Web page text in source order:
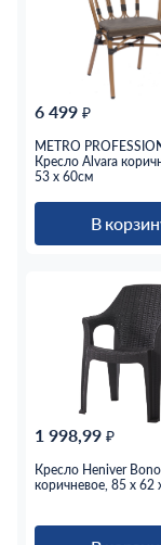
6 499 ₽
METRO
Кресло Alvara
53 x 60см
В
1 998,99 ₽
Кресло Heniver Bono
коричневое, 85 x 62